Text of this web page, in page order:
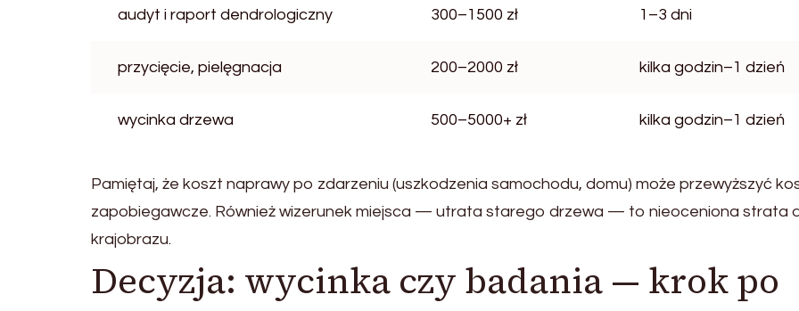
audyt i raport dendrologiczny 300–1500 zł 1–3 dni
przycięcie, pielęgnacja 200–2000 zł kilka godzin–1 dzień
wycinka drzewa 500–5000+ zł kilka godzin–1 dzień
Pamiętaj, że koszt naprawy po zdarzeniu (uszkodzenia samochodu, domu) może przewyższyć
zapobiegawcze. Również wizerunek miejsca — utrata starego drzewa — to nieoceniona strata
krajobrazu.
Decyzja: wycinka czy badania — krok po